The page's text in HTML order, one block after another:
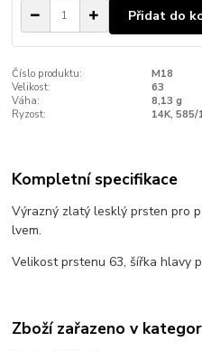
Přidat do
Číslo produktu:
M18
Velikost:
63
Váha:
8,13 g
Ryzost:
14K, 585/
Kompletní specifikace
Výrazný zlatý lesklý prsten pro
lvem.
Velikost prstenu 63, šířka hlavy
Zboží zařazeno v